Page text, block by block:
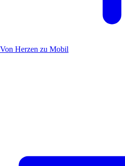
Von Herzen zu Mobil